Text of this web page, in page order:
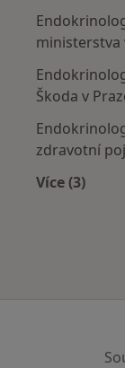
ministerstva
Škoda v
zdravotní
Více (3)